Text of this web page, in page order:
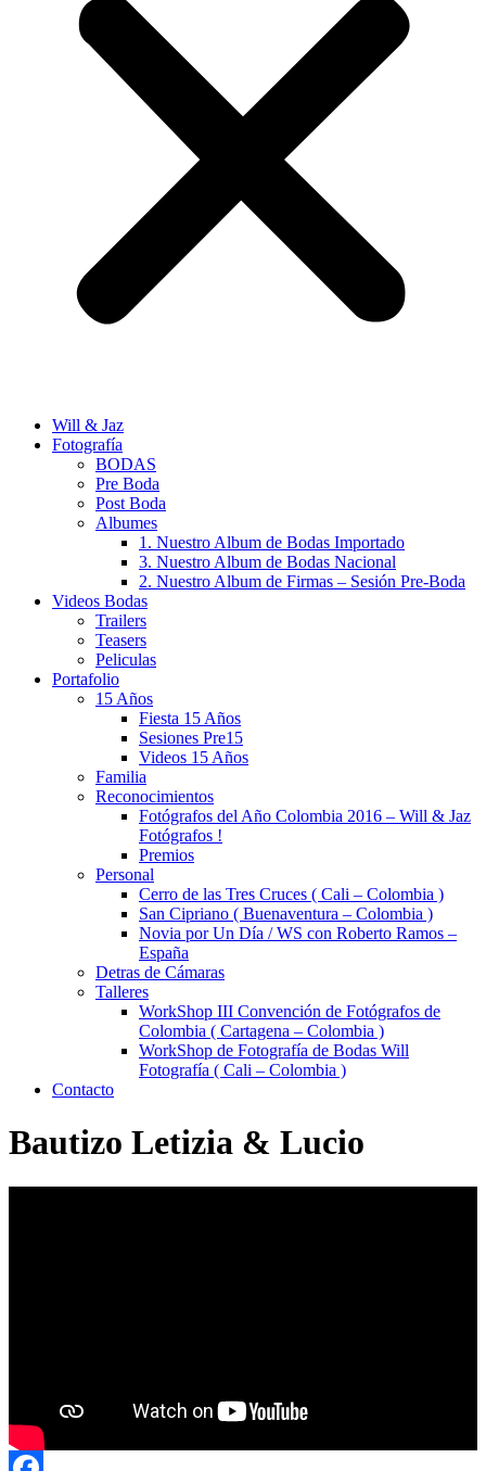
Will & Jaz
Fotografía
BODAS
Pre Boda
Post Boda
Albumes
1. Nuestro Album de Bodas Importado
3. Nuestro Album de Bodas Nacional
2. Nuestro Album de Firmas – Sesión Pre-Boda
Videos Bodas
Trailers
Teasers
Peliculas
Portafolio
15 Años
Fiesta 15 Años
Sesiones Pre15
Videos 15 Años
Familia
Reconocimientos
Fotógrafos del Año Colombia 2016 – Will & Jaz
Fotógrafos !
Premios
Personal
Cerro de las Tres Cruces ( Cali – Colombia )
San Cipriano ( Buenaventura – Colombia )
Novia por Un Día / WS con Roberto Ramos –
España
Detras de Cámaras
Talleres
WorkShop III Convención de Fotógrafos de
Colombia ( Cartagena – Colombia )
WorkShop de Fotografía de Bodas Will
Fotografía ( Cali – Colombia )
Contacto
Bautizo Letizia & Lucio